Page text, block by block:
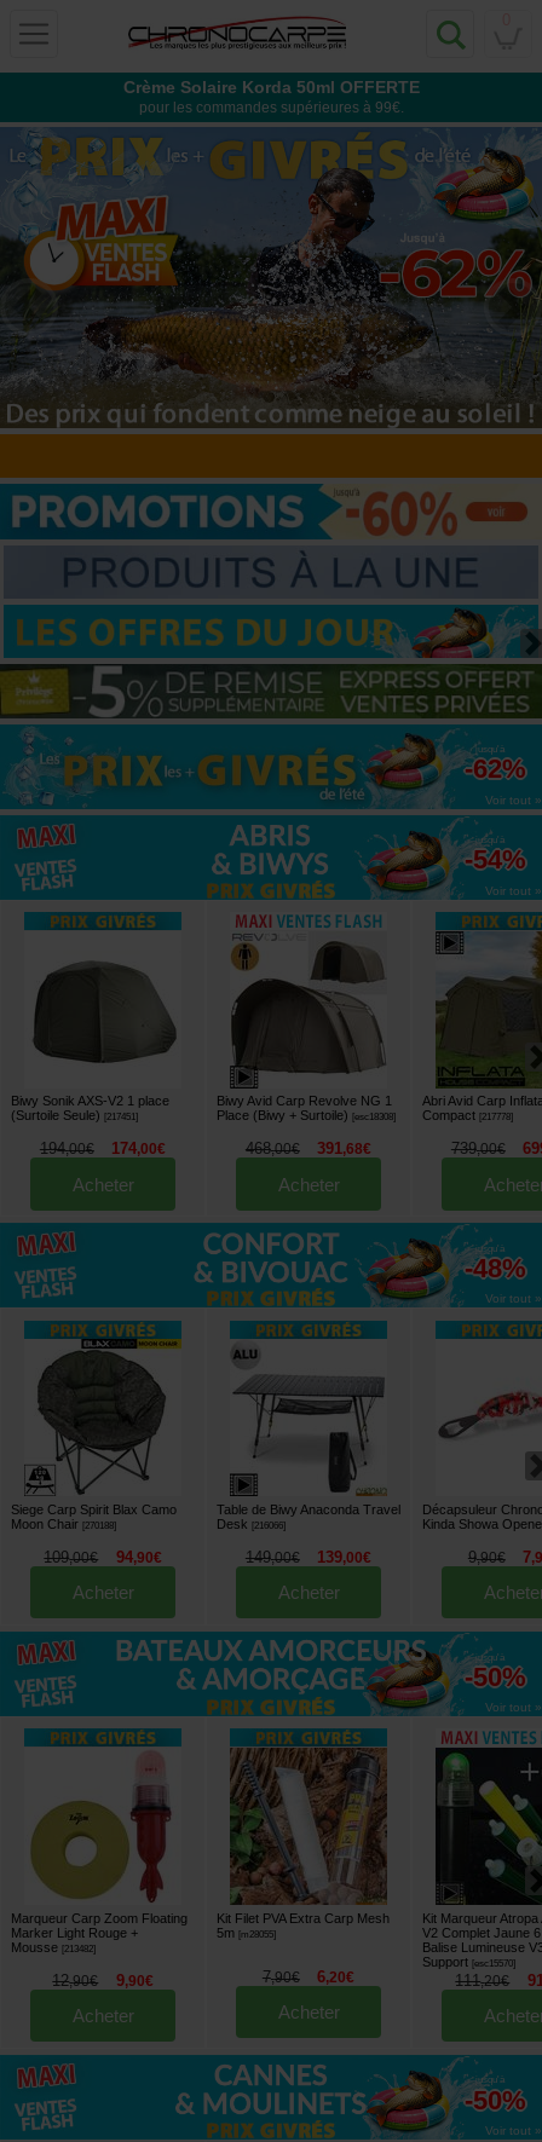
Crème Solaire Korda 50ml OFFERTE
pour les commandes supérieures à 99€.
jusqu'à
-62%
Voir tout »
jusqu'à
-54%
Voir tout »
Biwy Sonik AXS-V2 1 place
(Surtoile Seule)
[217451]
194,00€ 174,00€
Acheter
Biwy Avid Carp Revolve NG 1
Place (Biwy + Surtoile)
[esc18308]
468,00€ 391,68€
Acheter
Abri Avid Carp
Compact [217778]
739,00€
jusqu'à
-48%
Voir tout »
Siege Carp Spirit Blax Camo
Moon Chair [270188]
109,00€ 94,90€
Acheter
Table de Biwy Anaconda Travel
Desk
[216066]
149,00€ 139,00€
Acheter
Décapsuleur
Kinda Showa
9,90€ 7,
jusqu'à
-50%
Voir tout »
Marqueur Carp Zoom Floating
Marker Light Rouge +
Mousse [213482]
12,90€ 9,90€
Acheter
Kit Filet PVA Extra Carp Mesh
5m [m28055]
7,90€ 6,20€
Acheter
Kit Marqueur Atropa
V2 Complet Jaune
Balise Lumineuse
Support [esc15570]
111,20€
jusqu'à
-50%
Voir tout »